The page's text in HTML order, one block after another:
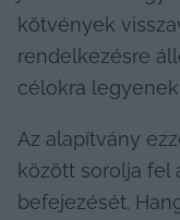
kötvények
rendelkezésre
célokra
Az alapítvány
között sorolja fel
befejezését.